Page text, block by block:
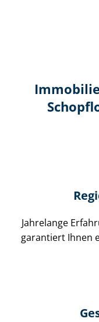
Jahrelange
garantiert Ihnen